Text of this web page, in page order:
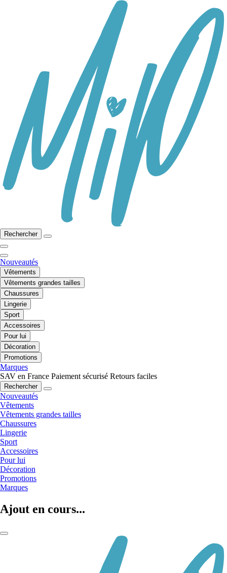
Rechercher
Nouveautés
Vêtements
Vêtements grandes tailles
Chaussures
Lingerie
Sport
Accessoires
Pour lui
Décoration
Promotions
Marques
SAV en France Paiement sécurisé Retours faciles
Rechercher
Nouveautés
Vêtements
Vêtements grandes tailles
Chaussures
Lingerie
Sport
Accessoires
Pour lui
Décoration
Promotions
Marques
Ajout en cours...